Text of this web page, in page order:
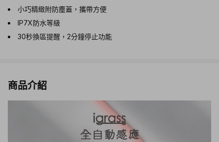
小巧精緻附防塵蓋，攜帶方便
IP7X防水等級
30秒換區提醒，2分鐘停止功能
商品介紹